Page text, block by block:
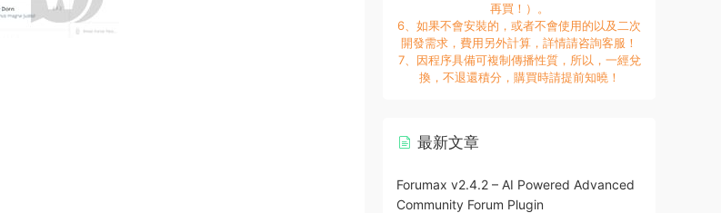
再買！）。
6、如果不會安裝的，或者不會使用的以及二次
開發需求，費用另外計算，詳情請咨詢客服！
7、因程序具備可複制傳播性質，所以，一經兌
換，不退還積分，購買時請提前知曉！
最新文章
Forumax v2.4.2 – AI Powered Advanced
Community Forum Plugin